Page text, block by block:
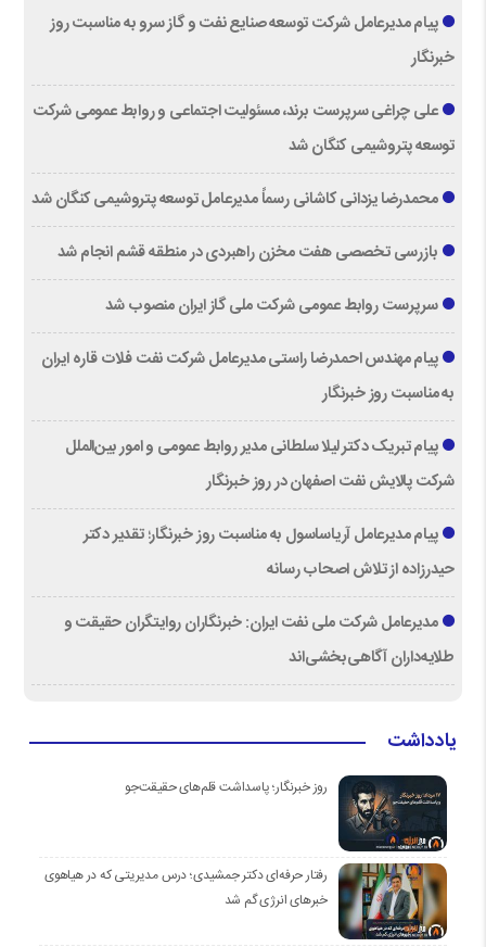
پیام مدیرعامل شرکت توسعه صنایع نفت و گاز سرو به مناسبت روز
خبرنگار
علی چراغی سرپرست برند، مسئولیت اجتماعی و روابط عمومی شرکت
توسعه پتروشیمی کنگان شد
محمدرضا یزدانی کاشانی رسماً مدیرعامل توسعه پتروشیمی کنگان شد
بازرسی تخصصی هفت مخزن راهبردی در منطقه قشم انجام شد
سرپرست روابط عمومی شرکت ملی گاز ایران منصوب شد
پیام مهندس احمدرضا راستی مدیرعامل شرکت نفت فلات قاره ایران
به مناسبت روز خبرنگار
پیام تبریک دکتر لیلا سلطانی مدیر روابط عمومی و امور بین‌الملل
شرکت پالایش نفت اصفهان در روز خبرنگار
پیام مدیرعامل آریاساسول به مناسبت روز خبرنگار؛ تقدیر دکتر
حیدرزاده از تلاش اصحاب رسانه
مدیرعامل شرکت ملی نفت ایران: خبرنگاران روایتگران حقیقت و
طلایه‌داران آگاهی‌بخشی‌اند
یادداشت
روز خبرنگار؛ پاسداشت قلم‌های حقیقت‌جو
رفتار حرفه‌ای دکتر جمشیدی؛ درس مدیریتی که در هیاهوی
خبرهای انرژی گم شد